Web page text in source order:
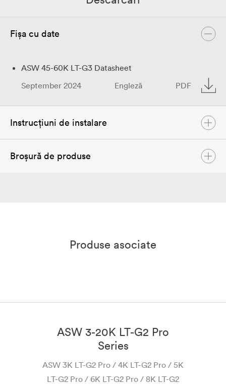
Fișa cu date
ASW 45-60K LT-G3 Datasheet
September 2024
Engleză PDF
Instrucțiuni de instalare
ASW 45-60K LT-G3 User Manual
Broșură de produse
Produse asociate
ASW 3-20K LT-G2 Pro
Series
ASW 3K LT-G2 Pro / 4K LT-G2 Pro / 5K
LT-G2 Pro / 6K LT-G2 Pro / 8K LT-G2